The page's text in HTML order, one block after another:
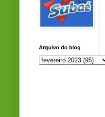
Arquivo do blog